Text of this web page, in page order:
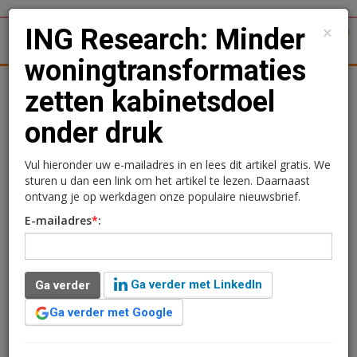
Woningmarkt Retail
ING Research: Minder
woningtransformaties
zetten kabinetsdoel onder
druk
Redactie
15 april 2026 om 09:55
3 maanden geleden aangepast
4 minuten leestijd
Het aantal woningen dat ontstaat via transformaties,
×
ING Research: Minder
woningtransformaties
zetten kabinetsdoel
onder druk
Vul hieronder uw e-mailadres in en lees dit artikel gratis. We
sturen u dan een link om het artikel te lezen. Daarnaast
ontvang je op werkdagen onze populaire nieuwsbrief.
E-mailadres*:
Ga verder
Ga verder met LinkedIn
Ga verder met Google